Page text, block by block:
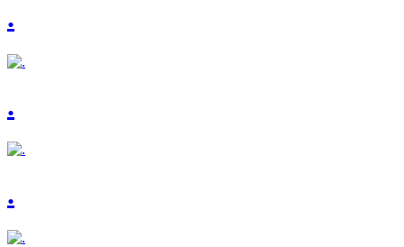
.
.
.